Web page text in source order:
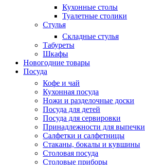
Кухонные столы
Туалетные столики
Стулья
Складные стулья
Табуреты
Шкафы
Новогодние товары
Посуда
Кофе и чай
Кухонная посуда
Ножи и разделочные доски
Посуда для детей
Посуда для сервировки
Принадлежности для выпечки
Салфетки и салфетницы
Стаканы, бокалы и кувшины
Столовая посуда
Столовые приборы